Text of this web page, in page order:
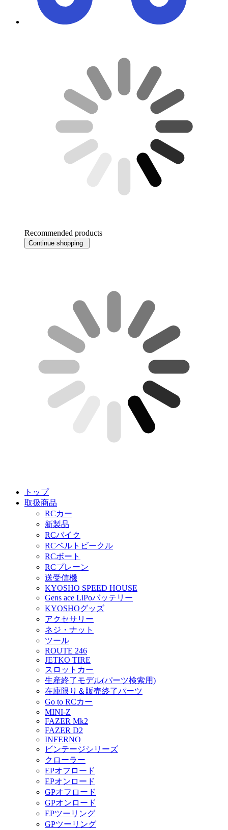
Recommended products
Continue shopping
トップ
取扱商品
RCカー
新製品
RCバイク
RCベルトビークル
RCボート
RCプレーン
送受信機
KYOSHO SPEED HOUSE
Gens ace LiPoバッテリー
KYOSHOグッズ
アクセサリー
ネジ・ナット
ツール
ROUTE 246
JETKO TIRE
スロットカー
生産終了モデル(パーツ検索用)
在庫限り＆販売終了パーツ
Go to RCカー
MINI-Z
FAZER Mk2
FAZER D2
INFERNO
ビンテージシリーズ
クローラー
EPオフロード
EPオンロード
GPオフロード
GPオンロード
EPツーリング
GPツーリング